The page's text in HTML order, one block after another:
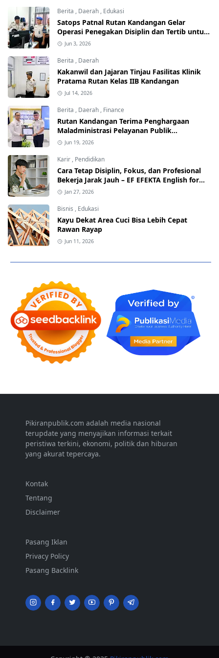
Berita , Daerah , Edukasi
Satops Patnal Rutan Kandangan Gelar
Operasi Penegakan Disiplin dan Tertib untuk
Perkuat Kedisiplinan
Jun 3, 2026
Berita , Daerah
Kakanwil dan Jajaran Tinjau Fasilitas Klinik
Pratama Rutan Kelas IIB Kandangan
Jul 14, 2026
Berita , Daerah , Finance
Rutan Kandangan Terima Penghargaan
Maladministrasi Pelayanan Publik
Kemenimipas Tahun 2025
Jun 19, 2026
Karir , Pendidikan
Cara Tetap Disiplin, Fokus, dan Profesional
Bekerja Jarak Jauh – EF EFEKTA English for
Adults
Jan 27, 2026
Bisnis , Edukasi
Kayu Dekat Area Cuci Bisa Lebih Cepat
Rawan Rayap
Jun 11, 2026
Pikiranpublik.com adalah media nasional
terupdate yang menyajikan informasi terkait
peristiwa terkini, ekonomi, politik dan hiburan
yang akurat tepercaya.
Kontak
Tentang
Disclaimer
Pasang Iklan
Privacy Policy
Pasang Backlink